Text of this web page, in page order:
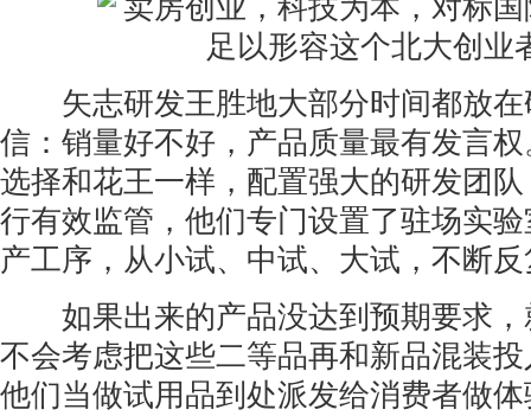
矢志研发王胜地大部分时间都放在
信：销量好不好，产品质量最有发言
选择和花王一样，配置强大的研发团
行有效监管，他们专门设置了驻场实
产工序，从小试、中试、大试，不断
如果出来的产品没达到预期要求，
不会考虑把这些二等品再和新品混装
他们当做试用品到处派发给消费者做